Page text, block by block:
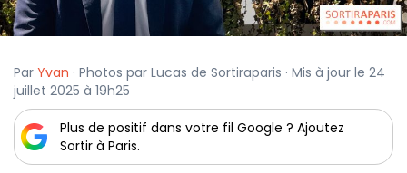
Par Yvan · Photos par Lucas de Sortiraparis · Mis à jour le 24
juillet 2025 à 19h25
Plus de positif dans votre fil Google ? Ajoutez
Sortir à Paris.